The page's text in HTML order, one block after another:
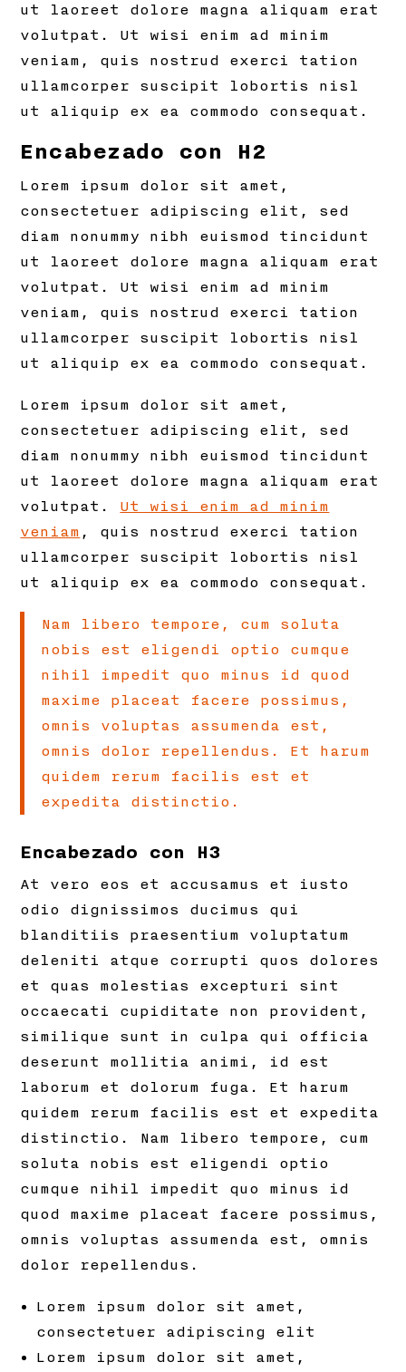
ut laoreet dolore magna aliquam erat
volutpat. Ut wisi enim ad minim
veniam, quis nostrud exerci tation
ullamcorper suscipit lobortis nisl
ut aliquip ex ea commodo consequat.
Encabezado con H2
Lorem ipsum dolor sit amet,
consectetuer adipiscing elit, sed
diam nonummy nibh euismod tincidunt
ut laoreet dolore magna aliquam erat
volutpat. Ut wisi enim ad minim
veniam, quis nostrud exerci tation
ullamcorper suscipit lobortis nisl
ut aliquip ex ea commodo consequat.
Lorem ipsum dolor sit amet,
consectetuer adipiscing elit, sed
diam nonummy nibh euismod tincidunt
ut laoreet dolore magna aliquam erat
volutpat. Ut wisi enim ad minim
veniam , quis nostrud exerci tation
ullamcorper suscipit lobortis nisl
ut aliquip ex ea commodo consequat.
Nam libero tempore, cum soluta
nobis est eligendi optio cumque
nihil impedit quo minus id quod
maxime placeat facere possimus,
omnis voluptas assumenda est,
omnis dolor repellendus. Et harum
quidem rerum facilis est et
expedita distinctio.
Encabezado con H3
At vero eos et accusamus et iusto
odio dignissimos ducimus qui
blanditiis praesentium voluptatum
deleniti atque corrupti quos dolores
et quas molestias excepturi sint
occaecati cupiditate non provident,
similique sunt in culpa qui officia
deserunt mollitia animi, id est
laborum et dolorum fuga. Et harum
quidem rerum facilis est et expedita
distinctio. Nam libero tempore, cum
soluta nobis est eligendi optio
cumque nihil impedit quo minus id
quod maxime placeat facere possimus,
omnis voluptas assumenda est, omnis
dolor repellendus.
Lorem ipsum dolor sit amet,
consectetuer adipiscing elit
Lorem ipsum dolor sit amet,